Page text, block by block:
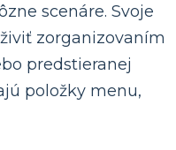
scenáre. Svoje
zorganizovaním
predstieranej
položky menu,